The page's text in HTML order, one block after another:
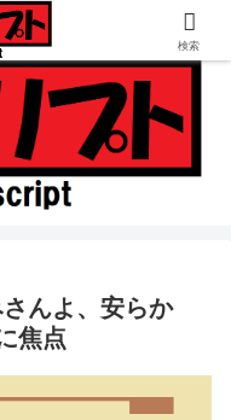
考察ブログ
んよ、安らか
焦点
検索